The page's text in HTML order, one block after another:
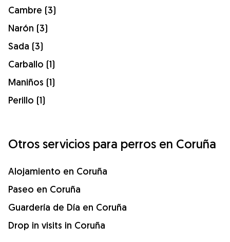
Cambre (3)
Narón (3)
Sada (3)
Carballo (1)
Maniños (1)
Perillo (1)
Otros servicios para perros en Coruña
Alojamiento en Coruña
Paseo en Coruña
Guardería de Día en Coruña
Drop in visits in Coruña